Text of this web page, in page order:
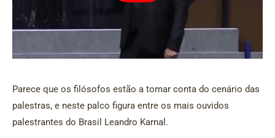
Parece que os filósofos estão a tomar conta do cenário das
palestras, e neste palco figura entre os mais ouvidos
palestrantes do Brasil Leandro Karnal.